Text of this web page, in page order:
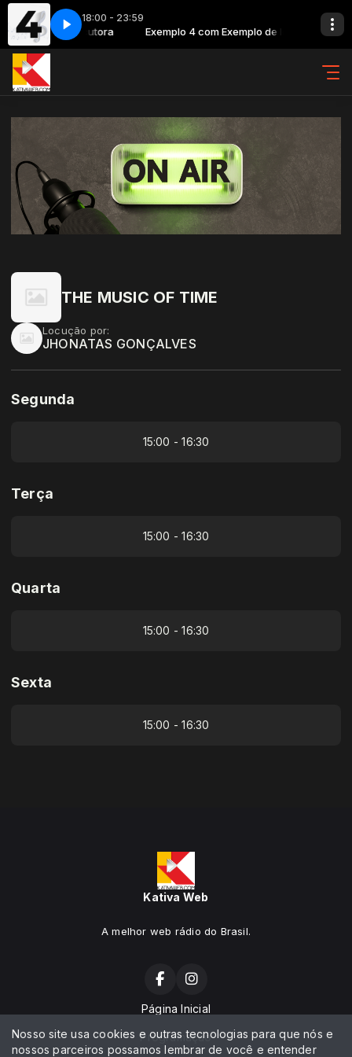
18:00 - 23:59
Exemplo de locutora Exemplo 4 com Exemplo de locutora
1 vinhetao 1
THE MUSIC OF TIME
Locução por:
JHONATAS GONÇALVES
Segunda
15:00 - 16:30
Terça
15:00 - 16:30
Quarta
15:00 - 16:30
Sexta
15:00 - 16:30
Kativa Web
A melhor web rádio do Brasil.
Página Inicial
Programação
Nosso site usa cookies e outras tecnologias para que nós e
nossos parceiros possamos lembrar de você e entender